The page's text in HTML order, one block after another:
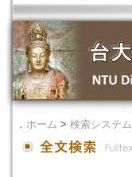
． ホーム > 検索システム